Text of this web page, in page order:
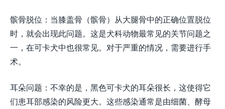
髌骨脱位：当膝盖骨（髌骨）从大腿骨中的正确位置脱位
时，就会出现此问题。这是犬科动物最常见的关节问题之
一，在可卡犬中也很常见。对于严重的情况，需要进行手
术。
耳朵问题：不幸的是，黑色可卡犬的耳朵很长，这使得它
们患耳部感染的风险更大。这些感染通常是由细菌、酵母